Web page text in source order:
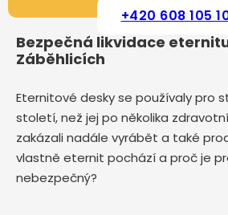
+420 608 105
Bezpečná likvidace eternitu
Záběhlicích
Eternitové desky se používaly pro
století, než jej po několika
zakázali nadále vyrábět a také
vlastně eternit pochází a proč je
nebezpečný?